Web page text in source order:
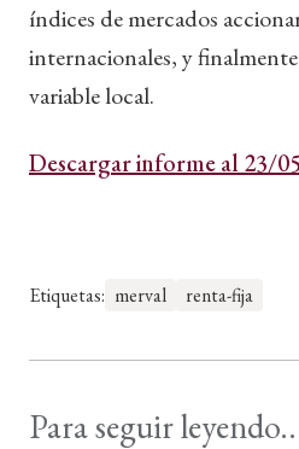
índices de mercados
internacionales, y
variable local.
Descargar informe al 23/
Etiquetas: merval renta-fija
Para seguir